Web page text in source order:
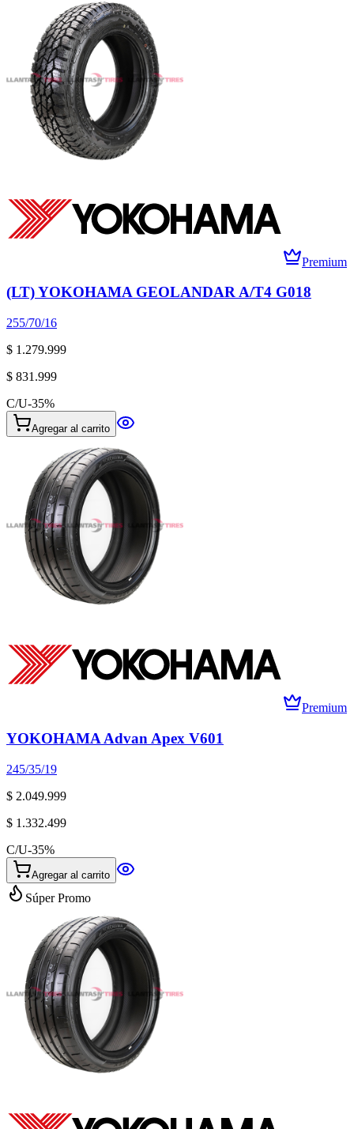
Premium
(LT) YOKOHAMA GEOLANDAR A/T4 G018
255/70/16
$ 1.279.999
$ 831.999
C/U-35%
Agregar al carrito
Premium
YOKOHAMA Advan Apex V601
245/35/19
$ 2.049.999
$ 1.332.499
C/U-35%
Agregar al carrito
Súper Promo